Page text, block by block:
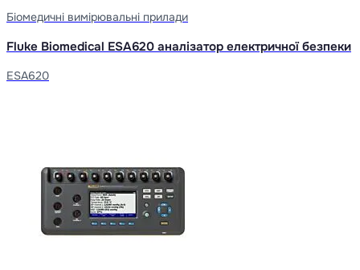
Біомедичні вимірювальні прилади
Fluke Biomedical ESA620 аналізатор електричної безпеки
ESA620